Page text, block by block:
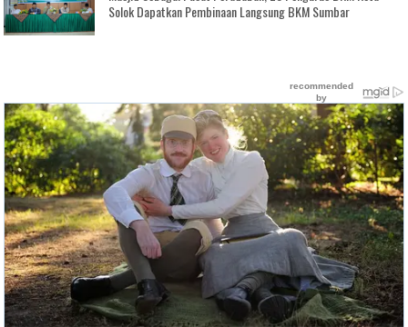
Solok Dapatkan Pembinaan Langsung BKM Sumbar